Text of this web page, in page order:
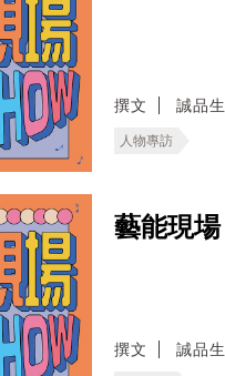
撰文 誠品
人物專訪
藝能現
撰文 誠品